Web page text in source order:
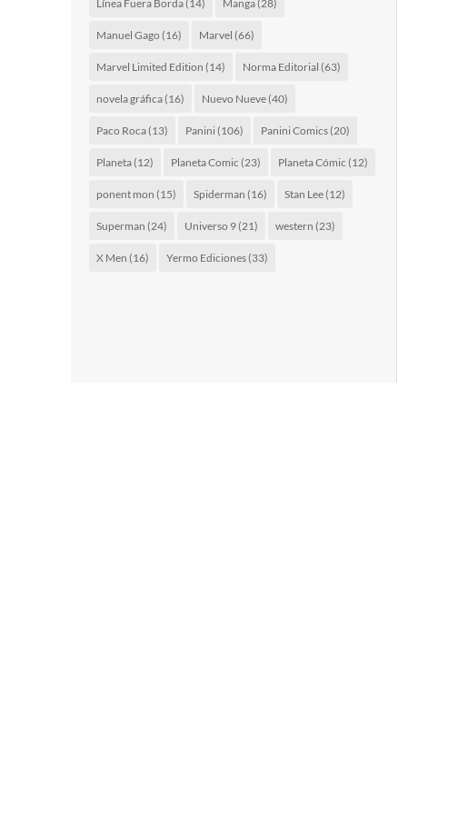
Línea Fuera Borda(14) Manga(28)
Manuel Gago (16) Marvel (66)
Marvel Limited Edition (14) Norma Editorial (63)
novela gráfica(16) Nuevo Nueve(40)
Paco Roca(13) Panini(106) Panini Comics(20)
Planeta(12) Planeta Comic (23) Planeta Cómic (12)
ponent mon (15) Spiderman (16) Stan Lee(12)
Superman (24) Universo 9(21) western (23)
X Men (16) Yermo Ediciones(33)